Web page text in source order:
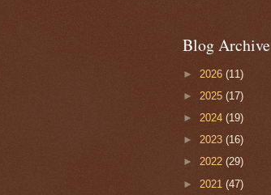
Blog Archive
► 2026 (11)
► 2025 (17)
► 2024 (19)
► 2023 (16)
► 2022 (29)
► 2021 (47)